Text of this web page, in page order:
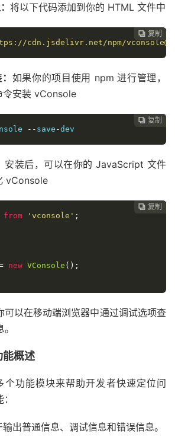
将以下代码添加到你的 HTML 文件中
 复制
 复制
 复制
 复制
 复制
 复制
 复制
 复制
 复制
 复制
 复制
cdn.jsdelivr.net/npm/
如果你的项目使用 npm 进行管理，
令安装 vConsole
 复制
 复制
 复制
 复制
 复制
 复制
 复制
 复制
 复制
 复制
-- save -dev
安装后，可以在你的 JavaScript 文件
vConsole
 复制
 复制
 复制
 复制
 复制
 复制
 复制
 复制
 复制
from 'vconsole' ;
new VConsole ();
可以在移动端浏览器中通过调试选项查
概述
个功能模块来帮助开发者快速定位问
输出普通信息、调试信息和错误信息。